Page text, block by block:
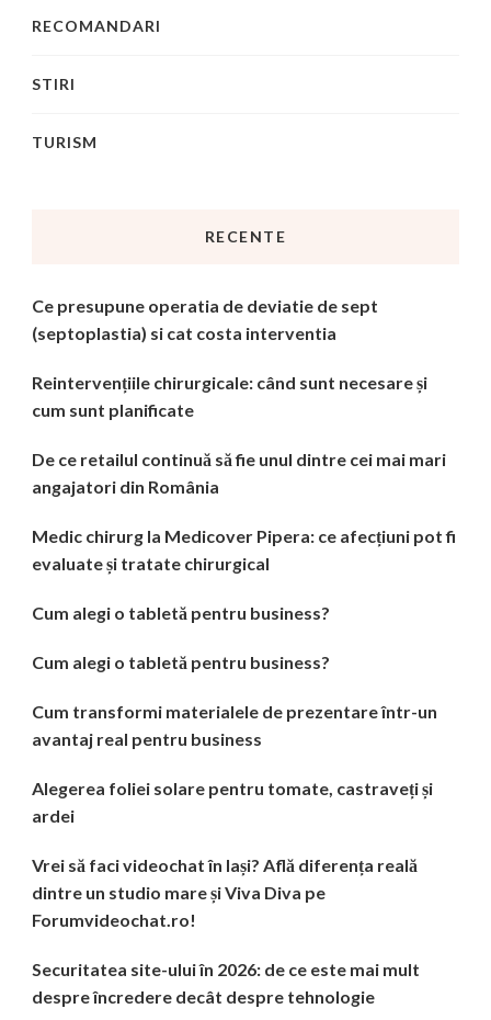
RECOMANDARI
STIRI
TURISM
RECENTE
Ce presupune operatia de deviatie de sept
(septoplastia) si cat costa interventia
Reintervențiile chirurgicale: când sunt necesare și
cum sunt planificate
De ce retailul continuă să fie unul dintre cei mai mari
angajatori din România
Medic chirurg la Medicover Pipera: ce afecțiuni pot fi
evaluate și tratate chirurgical
Cum alegi o tabletă pentru business?
Cum alegi o tabletă pentru business?
Cum transformi materialele de prezentare într-un
avantaj real pentru business
Alegerea foliei solare pentru tomate, castraveți și
ardei
Vrei să faci videochat în Iași? Află diferența reală
dintre un studio mare și Viva Diva pe
Forumvideochat.ro!
Securitatea site-ului în 2026: de ce este mai mult
despre încredere decât despre tehnologie